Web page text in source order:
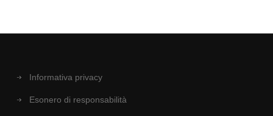
Informativa privacy
Esonero di responsabilità